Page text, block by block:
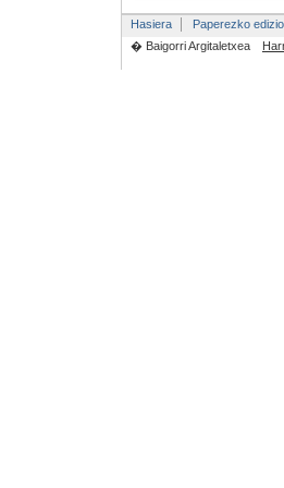
Hasiera Paperezko
� Baigorri Argitaletxea